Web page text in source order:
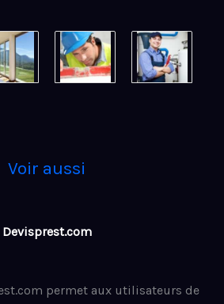
Voir aussi
Devisprest.com
permet aux utilisateurs de